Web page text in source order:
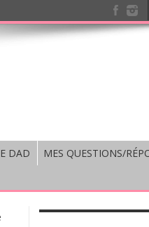
DAD MES QUESTIONS/